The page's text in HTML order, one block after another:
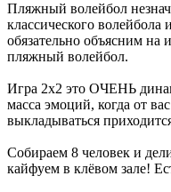
Пляжный волейбол
классического
обязательно объясним на
пляжный волейбол.
Игра 2х2 это ОЧЕНЬ
масса эмоций, когда от
выкладываться
Собираем 8 человек и
кайфуем в клёвом зале!